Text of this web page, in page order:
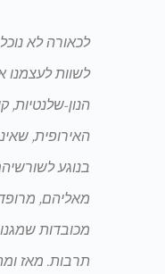
לכאורה לא
לשוות לעצמנו
הנון-שלנטיות,
האירופית,
בנוגע
מאליהם,
מכובדות
תרבות. מאז